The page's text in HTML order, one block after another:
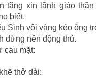
tăng xin lãnh giáo
biết.
Sinh vội vàng kéo ông
đừng nên động thủ.
cau mặt:
thở dài: